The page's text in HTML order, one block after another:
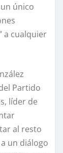
único
a cualquier
Partido
líder de
al resto
un diálogo